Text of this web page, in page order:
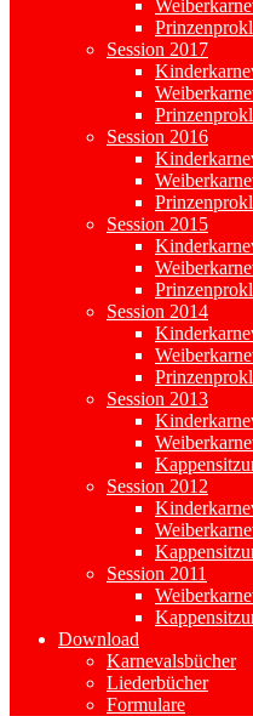
Session 2017
Session 2016
Session 2015
Session 2014
Session 2013
Session 2012
Session 2011
Download
Karnevalsbücher
Liederbücher
Formulare